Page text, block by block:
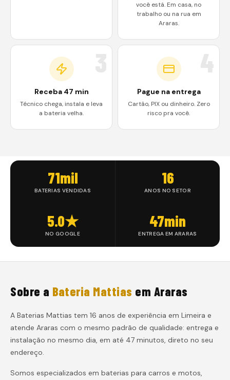
você está. Em casa, no
trabalho ou na rua em
Araras.
Receba 47 min
Técnico chega, instala e leva
a bateria velha.
Pague na entrega
Cartão, PIX ou dinheiro. Zero
risco pra você.
71mil
BATERIAS VENDIDAS
16
ANOS NO SETOR
5.0★
NO GOOGLE
47min
ENTREGA EM ARARAS
Sobre a Bateria Mattias em Araras
A Baterias Mattias tem 16 anos de experiência em Limeira e
atende Araras com o mesmo padrão de qualidade: entrega e
instalação no mesmo dia, em até 47 minutos, direto no seu
endereço.
Somos especializados em baterias para carros e motos,